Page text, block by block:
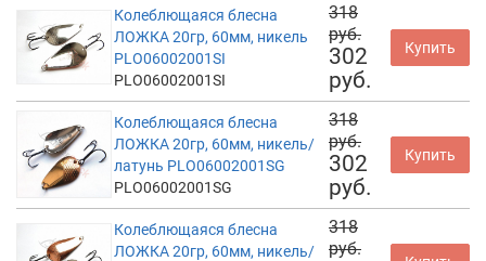
Колеблющаяся блесна
ЛОЖКА 20гр, 60мм, никель
PLO06002001SI
PLO06002001SI
318
руб.
302
руб.
Купить
Колеблющаяся блесна
ЛОЖКА 20гр, 60мм, никель/
латунь PLO06002001SG
PLO06002001SG
318
руб.
302
руб.
Купить
Колеблющаяся блесна
ЛОЖКА 20гр, 60мм, никель/
318
руб.